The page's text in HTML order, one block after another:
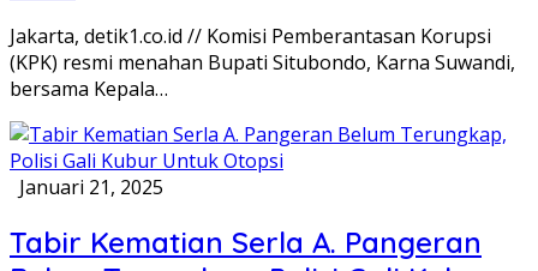
Jakarta, detik1.co.id // Komisi Pemberantasan Korupsi
(KPK) resmi menahan Bupati Situbondo, Karna Suwandi,
bersama Kepala…
Januari 21, 2025
Tabir Kematian Serla A. Pangeran